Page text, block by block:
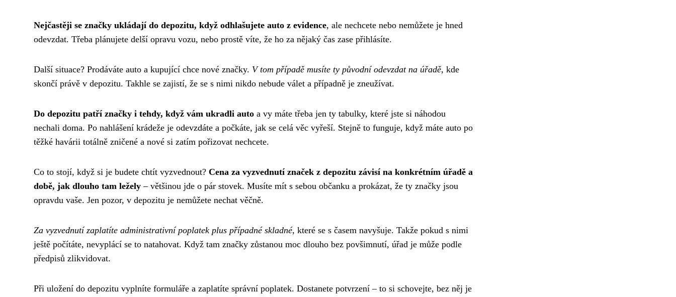
Nejčastěji se značky ukládají do depozitu, když odhlašujete auto z evidence, ale nechcete nebo nemůžete je hned
odevzdat. Třeba plánujete delší opravu vozu, nebo prostě víte, že ho za nějaký čas zase přihlásíte.
Další situace? Prodáváte auto a kupující chce nové značky. V tom případě musíte ty původní odevzdat na úřadě, kde
skončí právě v depozitu. Takhle se zajistí, že se s nimi nikdo nebude válet a případně je zneužívat.
Do depozitu patří značky i tehdy, když vám ukradli auto a vy máte třeba jen ty tabulky, které jste si náhodou
nechali doma. Po nahlášení krádeže je odevzdáte a počkáte, jak se celá věc vyřeší. Stejně to funguje, když máte auto po
těžké havárii totálně zničené a nové si zatím pořizovat nechcete.
Co to stojí, když si je budete chtít vyzvednout? Cena za vyzvednutí značek z depozitu závisí na konkrétním úřadě a
době, jak dlouho tam ležely – většinou jde o pár stovek. Musíte mít s sebou občanku a prokázat, že ty značky jsou
opravdu vaše. Jen pozor, v depozitu je nemůžete nechat věčně.
Za vyzvednutí zaplatíte administrativní poplatek plus případné skladné, které se s časem navyšuje. Takže pokud s nimi
ještě počítáte, nevyplácí se to natahovat. Když tam značky zůstanou moc dlouho bez povšimnutí, úřad je může podle
předpisů zlikvidovat.
Při uložení do depozitu vyplníte formuláře a zaplatíte správní poplatek. Dostanete potvrzení – to si schovejte, bez něj je